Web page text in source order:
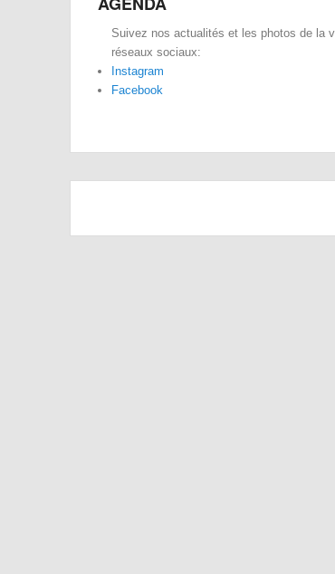
Suivez nos actualités et les photos de la
réseaux sociaux:
Instagram
Facebook